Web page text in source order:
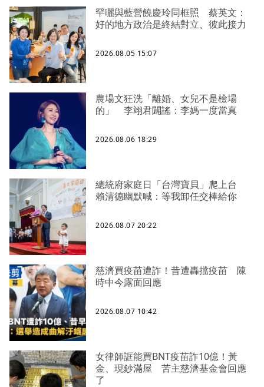
罕曬與藍營饒慶玲同框照 蔡英文：
好的地方政治是終結對立、彼此接力
2026.08.05 15:07
農場文狂洗「離婚、女兒不是檢場
的」 李翊君闢謠：李媽一度當真
2026.08.06 18:29
總統府家庭日「台灣寶貝」爬上台
賴清德幽默喊：等我卸任交棒給你
2026.08.07 20:22
慈濟買疫苗遭詐！昔遭轟擋疫苗 陳
時中今露面回應
2026.08.07 10:42
女律師誆能買BNT疫苗詐10億！黃
金、現鈔滿屋 苦主慈濟基金會回應
了